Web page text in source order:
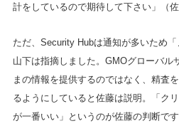
計をしているので期待して下さい」（佐
ただ、Security Hubは通知が多いため
山下は指摘しました。GMOグローバル
まの情報を提供するのではなく、精査
るようにしていると佐藤は説明。「ク
が一番いい」というのが佐藤の判断です